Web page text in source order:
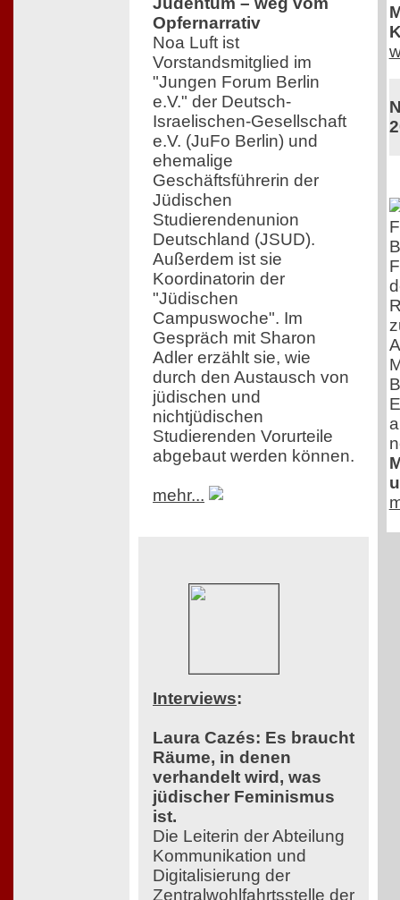
Opfernarrativ
Noa Luft ist
Vorstandsmitglied im
"Jungen Forum Berlin
e.V." der Deutsch-
Israelischen-Gesellschaft
e.V. (JuFo Berlin) und
ehemalige
Geschäftsführerin der
Jüdischen
Studierendenunion
Deutschland (JSUD).
Außerdem ist sie
Koordinatorin der
"Jüdischen
Campuswoche". Im
Gespräch mit Sharon
Adler erzählt sie, wie
durch den Austausch von
jüdischen und
nichtjüdischen
Studierenden Vorurteile
abgebaut werden können.
mehr...
Interviews:
Laura Cazés: Es braucht
Räume, in denen
verhandelt wird, was
jüdischer Feminismus
ist.
Die Leiterin der Abteilung
Kommunikation und
Digitalisierung der
Zentralwohlfahrtsstelle der